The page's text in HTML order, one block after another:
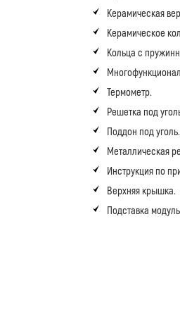
Керамическая
Керамическое
Кольца с
Термометр.
Решетка под
Поддон под уголь.
Металлическая
Инструкция по
Верхняя крышка.
Подставка